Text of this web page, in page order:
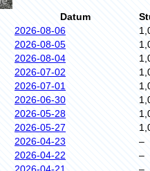
Datum
2026-08-06
2026-08-05
2026-08-04
2026-07-02
2026-07-01
2026-06-30
2026-05-28
2026-05-27
2026-04-23
–
2026-04-22
–
2026-04-21
–